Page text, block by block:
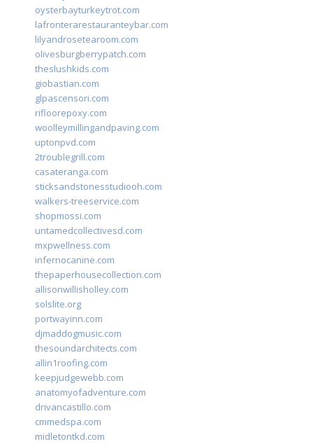
oysterbayturkeytrot.com
lafronterarestauranteybar.com
lilyandrosetearoom.com
olivesburgberrypatch.com
theslushkids.com
giobastian.com
glpascensori.com
rifloorepoxy.com
woolleymillingandpaving.com
uptonpvd.com
2troublegrill.com
casateranga.com
sticksandstonesstudiooh.com
walkers-treeservice.com
shopmossi.com
untamedcollectivesd.com
mxpwellness.com
infernocanine.com
thepaperhousecollection.com
allisonwillisholley.com
solslite.org
portwayinn.com
djmaddogmusic.com
thesoundarchitects.com
allin1roofing.com
keepjudgewebb.com
anatomyofadventure.com
drivancastillo.com
cmmedspa.com
midletontkd.com